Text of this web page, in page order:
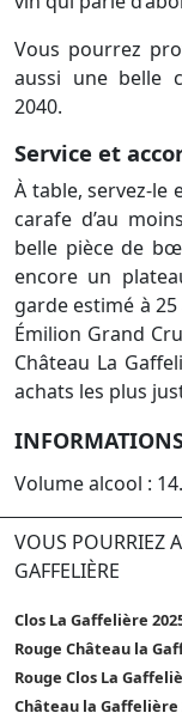
Vous pourrez
aussi une belle
2040.
Service et
À table, servez-le
carafe d’au
belle pièce de
encore un
garde estimé à
Émilion Grand
Château La
achats les plus
Volume alcool :
VOUS POURRIEZ
GAFFELIÈRE
Clos La Gaffelière
Rouge Château la
Rouge Clos La
Château la Gaffelière